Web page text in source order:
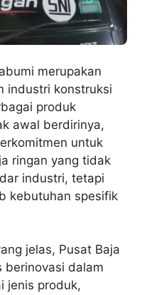
merupakan
industri konstruksi
produk
awal berdirinya,
untuk
ringan yang tidak
industri, tetapi
kebutuhan spesifik
jelas, Pusat Baja
berinovasi dalam
jenis produk,